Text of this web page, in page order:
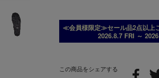
この商品をシェアする
≪会員様限定≫セール品2点以上
2026.8.7 FRI ～